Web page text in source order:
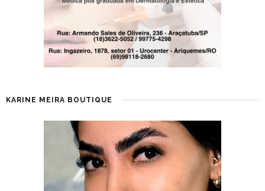
KARINE MEIRA BOUTIQUE